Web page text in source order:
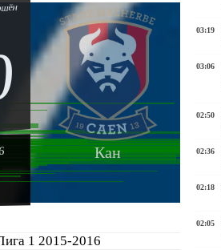
Кан
1 2015-2016
03:19
03:06
02:50
02:36
02:18
02:05